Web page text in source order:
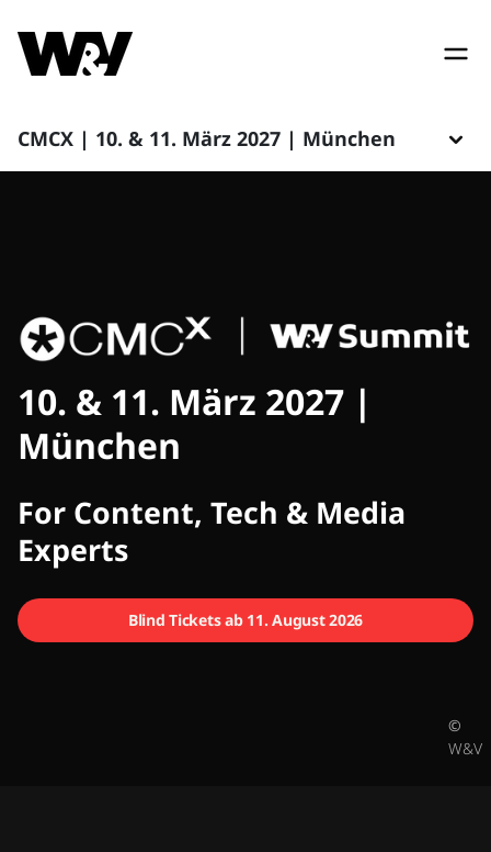
CMCX | 10. & 11. März 2027 | München
CMCX
10. & 11. März 2027 |
München
For Content, Tech & Media
Experts
Blind Tickets ab 11. August 2026
©
W&V